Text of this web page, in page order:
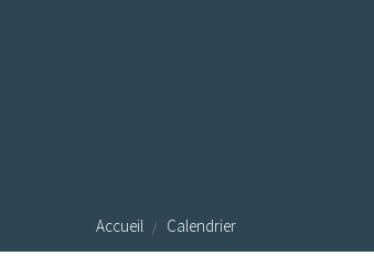
Accueil Calendrier